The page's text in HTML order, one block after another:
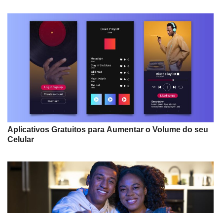
Aplicativos Gratuitos para Aumentar o Volume do seu
Celular